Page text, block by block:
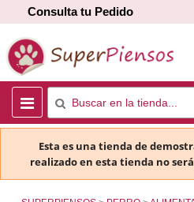
Consulta tu Pedido
Esta es una tienda de
realizado en esta tienda no